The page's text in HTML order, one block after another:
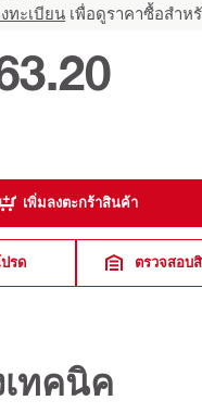
ทะเบียน เพื่อดูราคาซื้อสำห
เพิ่มลงตะกร้าสินค้า
รด ตรวจสอบ
ทคนิค